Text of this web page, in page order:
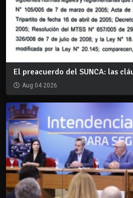
El preacuerdo del SUNCA: las
Aug 04 2026